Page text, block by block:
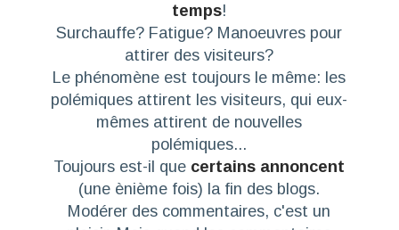
temps!
Surchauffe? Fatigue? Manoeuvres pour
attirer des visiteurs?
Le phénomène est toujours le même: les
polémiques attirent les visiteurs, qui eux-
mêmes attirent de nouvelles
polémiques...
Toujours est-il que certains annoncent
(une ènième fois) la fin des blogs.
Modérer des commentaires, c'est un